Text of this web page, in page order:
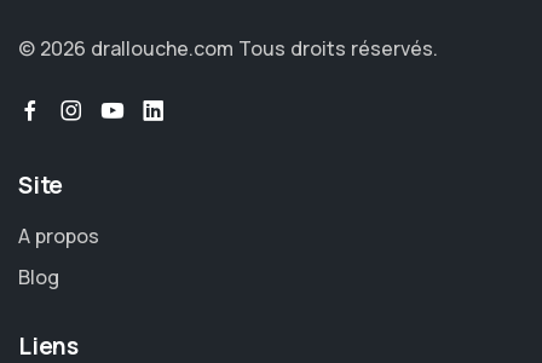
© 2026 drallouche.com Tous droits réservés.
Site
A propos
Blog
Liens